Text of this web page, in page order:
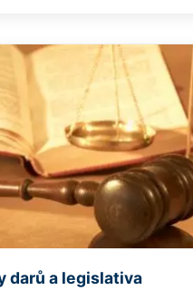
darů a legislativa